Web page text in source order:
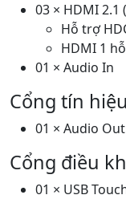
03 × HDMI
Hỗ trợ
HDMI 1
01 × Audio In
Cổng tín
01 × Audio Out
Cổng điều
01 × USB